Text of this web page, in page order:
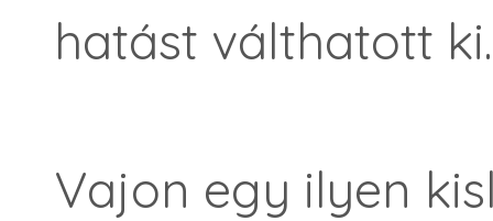
hatást válthatott ki.
Vajon egy ilyen